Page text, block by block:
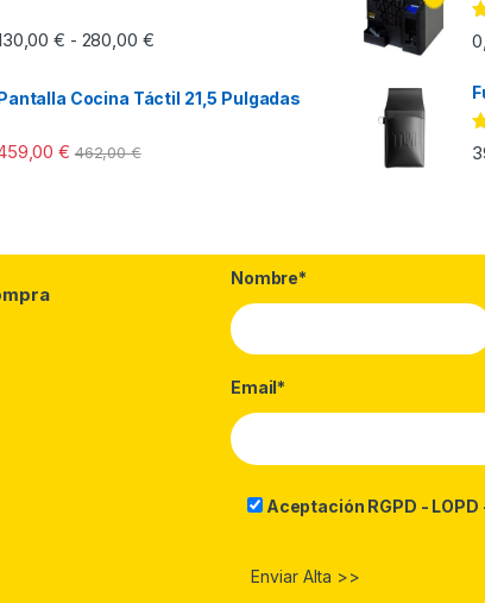
€ - 280,00 €Rango de precios: desde 130,00 € hasta
Cocina Táctil 21,5 Pulgadas
€ 462,00€
Nombre*
Email*
Aceptación RGPD - LOPD